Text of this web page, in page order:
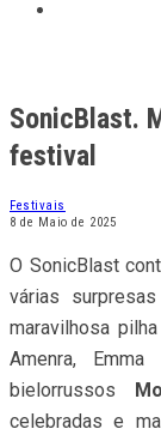
SonicBlast.
festival
Festivais
8 de Maio de 2025
O SonicBlast
várias
maravilhosa
Amenra,
bielorrussos
celebradas e